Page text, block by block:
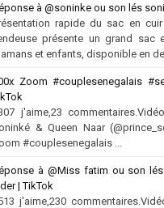
à @soninke ou son lés
rapide du sac en
présente un grand sac
et enfants, disponible en
Zoom #couplesenegalais
j'aime,23
& Queen Naar
#couplesenegalais ...
à @Miss fatim ou son
| TikTok
j'aime,230